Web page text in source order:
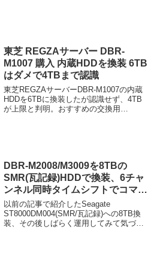
東芝 REGZAサーバー DBR-
M1007 購入 内蔵HDDを換装 6TB
はダメで4TBまで認識
東芝REGZAサーバーDBR-M1007の内蔵
HDDを6TBに換装したが認識せず、4TB
が上限と判明。おすすめの交換用
DBR-M2008/M3009を8TBの
SMR(瓦記録)HDDで換装、6チャ
ンネル同時タイムシフトでコマ落
ちする件
以前の記事で紹介したSeagate
ST8000DM004(SMR/瓦記録)への8TB換
装、その後しばらく運用してみて気づい